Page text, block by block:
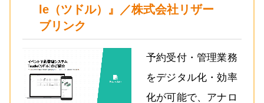
le（ツドル）』／株式会社リザー
ブリンク
予約受付・管理業務
をデジタル化・効率
化が可能で、アナロ